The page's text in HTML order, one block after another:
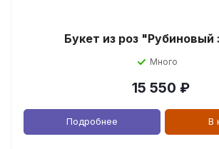
Букет из роз "Рубиновый
Много
15 550 ₽
Подробнее В